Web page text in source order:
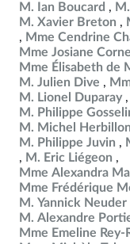
M. Ian Boucard
M. Xavier Breton
Mme Cendrine
Mme Josiane
Mme Élisabeth de
M. Julien Dive
M. Lionel Duparay
M. Philippe
M. Michel Herbillon
M. Philippe Juvin
M. Eric Liégeon
Mme Alexandra
Mme Frédérique
M. Yannick Neuder
M. Alexandre
Mme Emeline Rey-